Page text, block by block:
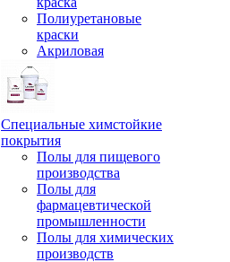
Полиуретановые
краски
Акриловая
Специальные химстойкие
покрытия
Полы для пищевого
производства
Полы для
фармацевтической
промышленности
Полы для химических
производств